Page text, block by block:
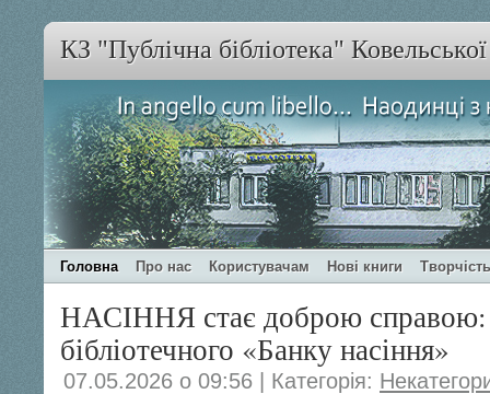
КЗ "Публічна бібліотека"
Головна Про нас Користувачам Нові книги
НАСІННЯ стає доброю справою:
бібліотечного «Банку насіння»
07.05.2026 о 09:56 | Категорія: